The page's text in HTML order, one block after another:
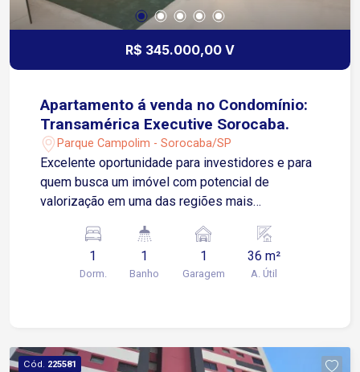
R$ 345.000,00 V
Apartamento á venda no Condomínio:
Transamérica Executive Sorocaba.
Parque Campolim - Sorocaba/SP
Excelente oportunidade para investidores e para
quem busca um imóvel com potencial de
valorização em uma das regiões mais
Transamérica Executive Sorocaba, hotel
reconhecido pela qualidade dos serviços,
excelente localização e alta procura por
contando com ar-condicionado, TV, internet,
1
Dorm.
1
Banho
1
Garagem
36 m²
A. Útil
Cód. 225581